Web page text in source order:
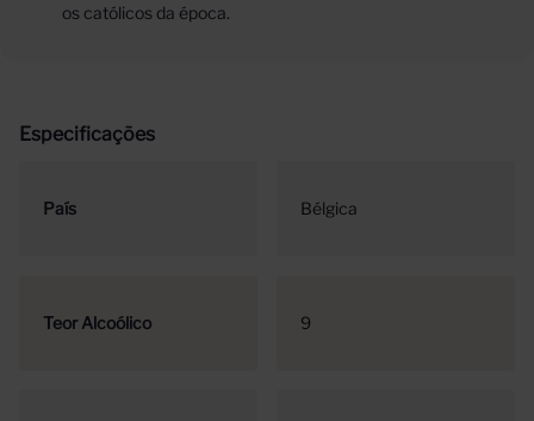
os católicos da época.
Especificações
País Bélgica
Teor Alcoólico 9